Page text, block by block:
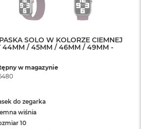
SOLO W KOLORZE CIEMNEJ
44MM / 45MM / 46MM / 49MM -
w magazynie
do zegarka
wiśnia
10